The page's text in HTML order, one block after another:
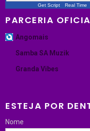
Get Script Real Time
PARCERIA
Angomais
Samba SA Muzik
Granda Vibes
ESTEJA POR
Nome